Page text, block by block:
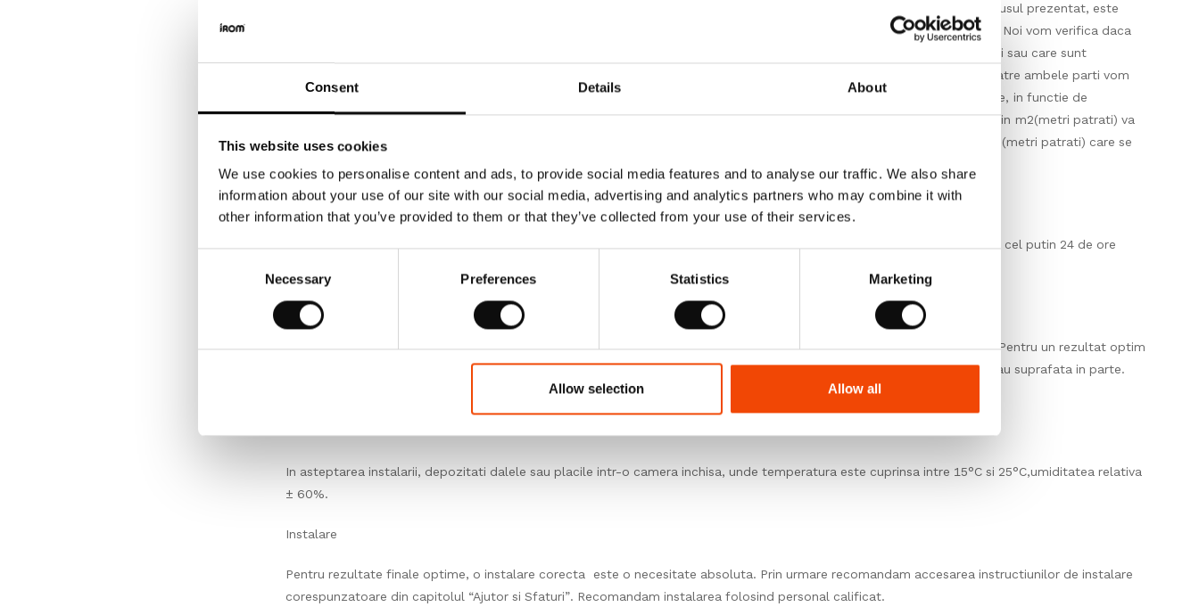
Consent Details About
This website uses cookies
We use cookies to personalise content and ads, to provide social media features and to analyse our traffic. We also share
information about your use of our site with our social media, advertising and analytics partners who may combine it with
other information that you’ve provided to them or that they’ve collected from your use of their services.
Necessary Preferences Statistics Marketing
Allow selection Allow all
achizitionati produs cu alte dimensiuni standard (Lungime x latime cm) decat cea precizata explicit mai sus pentru produsul prezentat, este
important sa luati legatura cu noi (telefonic, email sau mesaj) si sa ne transmiteti dorinta dumneavoastra in acest sens. Noi vom verifica daca
produsul se fabrica si/sau poate fi livrat la alte dimensiuni standard, daca acesta este disponibil in stocul producatorului sau care sunt
posibilitatile de productie, respectiv care poate fi durata estimata de livrare. In cazul unui raspuns pozitiv, agreat de catre ambele parti vom
continua dialogul direct pentru finalizarea achizitiei. Vinilul, SPC-ul se impacheteaza in cutii cu cantitati clar specificate, in functie de
dimensiunile standard ale placilor sau dalelor respectivului produs. Produsul solicitat, respectiv cantitatea achizitionata in m2(metri patrati) va
fi livrata in cutii , fiecare cutie avand o cantitate clar specificata in m2 (metri patrati/cutie). Asfel cantitatea totala in m2(metri patrati) care se
Depozitare
Puneti cutiile de vinil pe o suprafata plana in camera in care urmeaza sa fie instalat vinilul. Lasati-le in asteptare timp de cel putin 24 de ore
Inspectie
Calitatea, culoarea si numarul lotului de fabricatie sunt mentionate de catre producator pentru fiecare produs in parte. Pentru un rezultat optim
dupa montare, vizual vorbind, este foarte important sa folositi produs din acelasi lot de fabricatie in aceeasi incapere sau suprafata in parte.
Prin urmare, trebuie sa verificati intotdeauna produsul livrat inainte de a incepe instalarea.
In asteptarea instalarii, depozitati dalele sau placile intr-o camera inchisa, unde temperatura este cuprinsa intre 15°C si 25°C,umiditatea relativa
± 60%.
Instalare
Pentru rezultate finale optime, o instalare corecta este o necesitate absoluta. Prin urmare recomandam accesarea instructiunilor de instalare
corespunzatoare din capitolul “Ajutor si Sfaturi”. Recomandam instalarea folosind personal calificat.